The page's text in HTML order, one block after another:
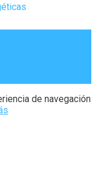
de navegación